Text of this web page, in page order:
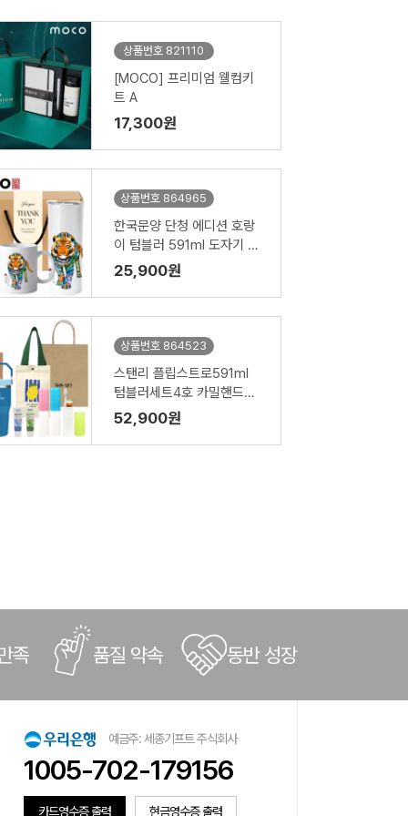
상품번호 821110
[MOCO] 프리미엄 웰컴키
트 A
17,300원
상품번호 864965
한국문양 단청 에디션 호랑
이 텀블러 591ml 도자기 머
그 기프팅
25,900원
상품번호 864523
스탠리 플립스트로591ml
텀블러세트4호 카밀핸드크
림 파우치 뉴따봉LG칫솔치
약(쇼핑백포함)
52,900원
족 품질 약속 동반 성장
예금주: 세종기프트 주식회사
1005-702-179156
카드영수증 출력 현금영수증 출력